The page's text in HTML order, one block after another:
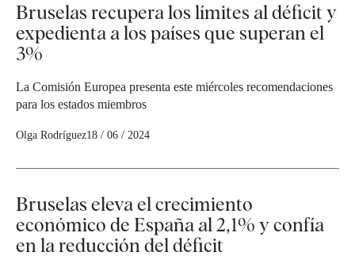
Bruselas recupera los límites al déficit y
expedienta a los países que superan el
3%
La Comisión Europea presenta este miércoles recomendaciones
para los estados miembros
Olga Rodríguez18 / 06 / 2024
Bruselas eleva el crecimiento
económico de España al 2,1% y confía
en la reducción del déficit